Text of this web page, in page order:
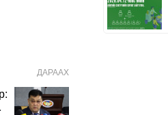
ДАРААХ